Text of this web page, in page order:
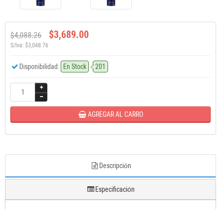
$4,088.26 $3,689.00
S/Iva: $3,048.76
Disponibilidad: En Stock 201
AGREGAR AL CARRO
Descripción
Especificación